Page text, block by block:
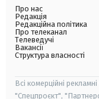
Про нас
Редакція
Редакційна політика
Про телеканал
Телеведучі
Вакансії
Структура власності
Всі комерційні
"Спецпроєкт",